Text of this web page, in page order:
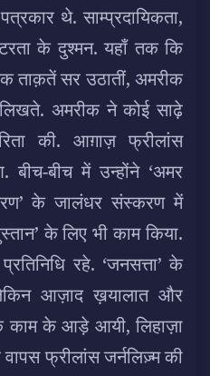
थे. साम्प्रदायिकता,
के दुश्मन. यहाँ तक कि
ताक़तें सर उठातीं, अमरीक
अमरीक ने कोई साढ़े
की. आग़ाज़ फ्रीलांस
बीच में उन्होंने ‘अमर
के जालंधर संस्करण में
के लिए भी काम किया.
रहे. ‘जनसत्ता’ के
आज़ाद ख़यालात और
काम के आड़े आयी, लिहाज़ा
फ्रीलांस जर्नलिज़्म की